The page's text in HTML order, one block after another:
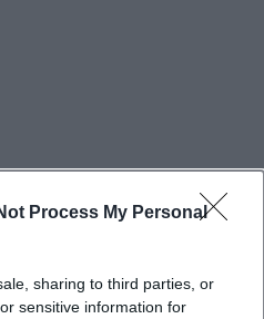
Process My Personal
sharing to third parties, or
sensitive information for
ausdrücklich auf
des Alten Schlosses.
Brunnen nicht an einem
einem der markantesten